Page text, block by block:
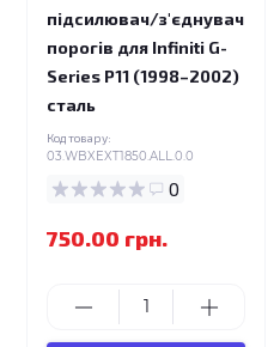
підсилювач/з'єднувач
порогів для Infiniti G-
Series P11 (1998–2002)
сталь
Код товару:
03.WBXEXT1850.ALL.0.0
0
750.00 грн.